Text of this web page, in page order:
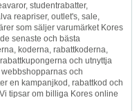
studentrabatter,
reapriser, outlet's, sale,
som säljer varumärket Kores
senaste och bästa
koderna, rabattkoderna,
och utnyttja
och
en kampanjkod, rabattkod och
tipsar om billiga Kores online